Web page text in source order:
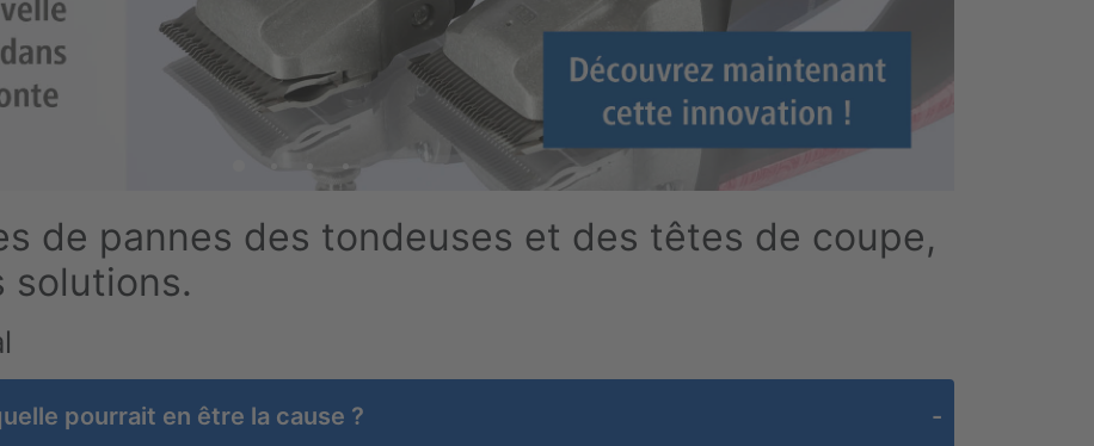
de pannes des tondeuses et des têtes de coupe,
solutions.
pourrait en être la cause ?